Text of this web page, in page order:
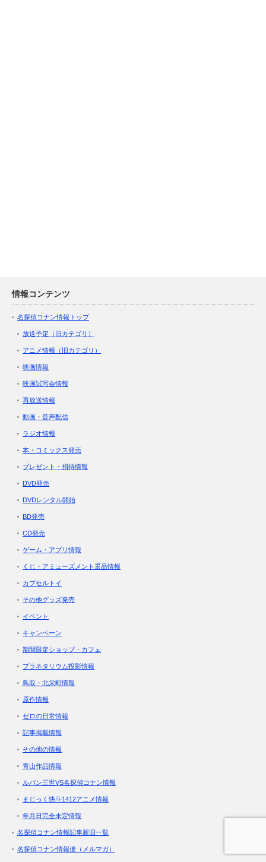
情報コンテンツ
名探偵コナン情報トップ
放送予定（旧カテゴリ）
アニメ情報（旧カテゴリ）
映画情報
映画試写会情報
再放送情報
動画・音声配信
ラジオ情報
本・コミックス発売
プレゼント・招待情報
DVD発売
DVDレンタル開始
BD発売
CD発売
ゲーム・アプリ情報
くじ・アミューズメント景品情報
カプセルトイ
その他グッズ発売
イベント
キャンペーン
期間限定ショップ・カフェ
プラネタリウム投影情報
鳥取・北栄町情報
原作情報
ゼロの日常情報
記事掲載情報
その他の情報
青山作品情報
ルパン三世VS名探偵コナン情報
まじっく快斗1412アニメ情報
年月日完全未定情報
名探偵コナン情報記事新旧一覧
名探偵コナン情報便（メルマガ）